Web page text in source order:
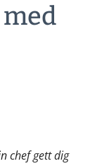
chef gett dig